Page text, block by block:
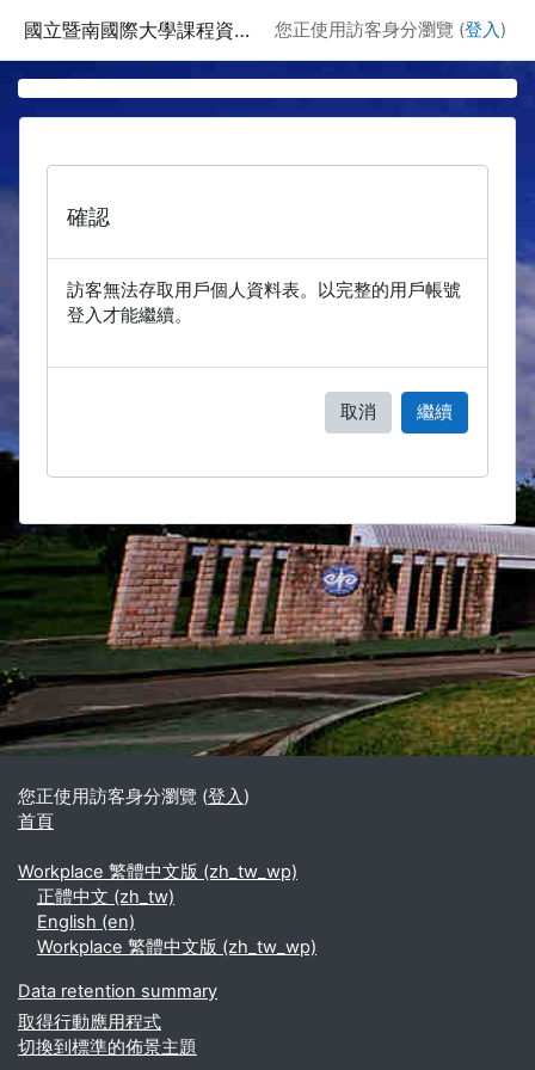
國立暨南國際大學課程資訊網 您正使用訪客身分瀏覽 (登入 )
確認
訪客無法存取用戶個人資料表。以完整的用戶帳號
登入才能繼續。
取消 繼續
區塊
補充內容區塊
您正使用訪客身分瀏覽 (登入)
首頁
Workplace 繁體中文版 ‎(zh_tw_wp)‎
正體中文 ‎(zh_tw)‎
English ‎(en)‎
Workplace 繁體中文版 ‎(zh_tw_wp)‎
Data retention summary
取得行動應用程式
切換到標準的佈景主題